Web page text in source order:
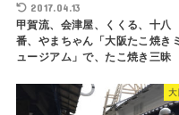
2017.04.13
甲賀流、会津屋、くくる、十八
番、やまちゃん「大阪たこ焼きミ
ュージアム」で、たこ焼き三昧
大